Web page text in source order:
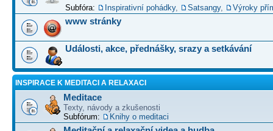
Subfóra: Inspirativní pohádky, Satsangy, Výroky
www stránky
Události, akce, přednášky, srazy a setkávání
INSPIRACE K MEDITACI A RELAXACI
Meditace
Texty, návody a zkušenosti
Subfórum:
Knihy o meditaci